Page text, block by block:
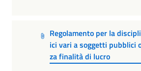
Regolamento per la
ici vari a soggetti pubblici
za finalità di lucro